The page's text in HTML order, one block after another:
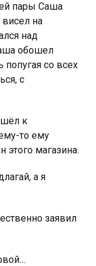
пары Саша
на
над
обошел
попугая со всех
с
к
то ему
этого магазина.
а я
заявил